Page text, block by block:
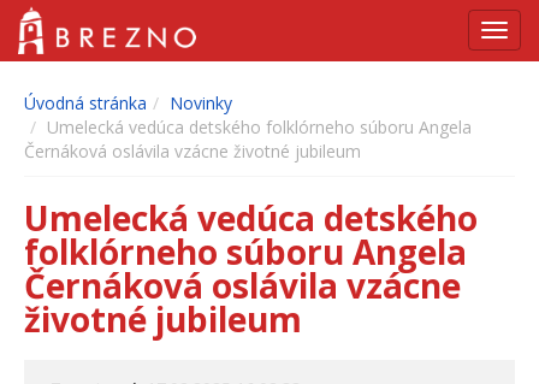
Úvodná stránka
Novinky
Umelecká vedúca detského folklórneho súboru Angela
Černáková oslávila vzácne životné jubileum
Umelecká vedúca detského
folklórneho súboru Angela
Černáková oslávila vzácne
životné jubileum